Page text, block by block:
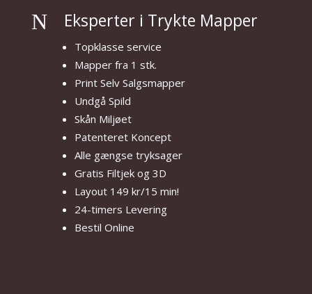
N Eksperter i Trykte Mapper
Topklasse service
Mapper fra 1 stk.
Print Selv Salgsmapper
Undgå Spild
Skån Miljøet
Patenteret Koncept
Alle gængse tryksager
Gratis Filtjek og 3D
Layout 149 kr/15 min!
24-timers Levering
Bestil Online